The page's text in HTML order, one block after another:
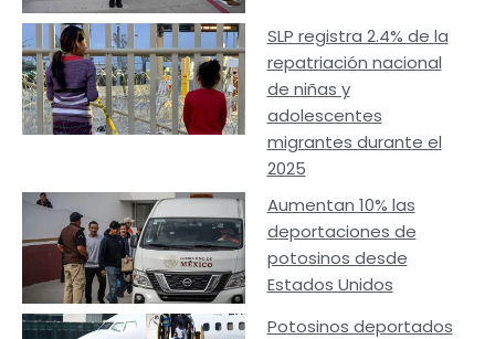
SLP registra 2.4% de la
repatriación nacional
de niñas y
adolescentes
migrantes durante el
2025
Aumentan 10% las
deportaciones de
potosinos desde
Estados Unidos
Potosinos deportados